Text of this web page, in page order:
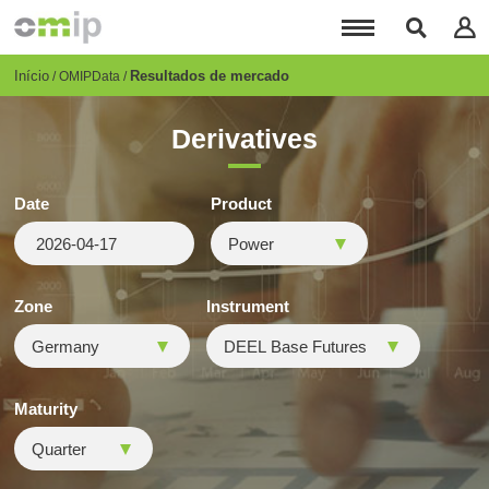
para
conteúdo
Breadcrumb
Início OMIPData Resultados de mercado
Derivatives
Date Product
Zone Instrument
Maturity